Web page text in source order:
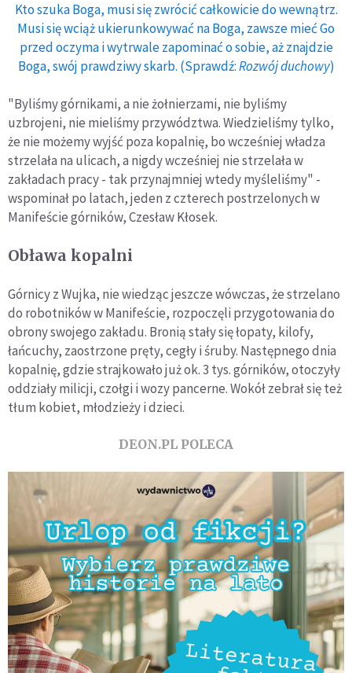
Kto szuka Boga, musi się zwrócić całkowicie do wewnątrz.
Musi się wciąż ukierunkowywać na Boga, zawsze mieć Go
przed oczyma i wytrwale zapominać o sobie, aż znajdzie
Boga, swój prawdziwy skarb. (Sprawdź:Rozwój duchowy)
"Byliśmy górnikami, a nie żołnierzami, nie byliśmy
uzbrojeni, nie mieliśmy przywództwa. Wiedzieliśmy tylko,
że nie możemy wyjść poza kopalnię, bo wcześniej władza
strzelała na ulicach, a nigdy wcześniej nie strzelała w
zakładach pracy - tak przynajmniej wtedy myśleliśmy" -
wspominał po latach, jeden z czterech postrzelonych w
Manifeście górników, Czesław Kłosek.
Obława kopalni
Górnicy z Wujka, nie wiedząc jeszcze wówczas, że strzelano
do robotników w Manifeście, rozpoczęli przygotowania do
obrony swojego zakładu. Bronią stały się łopaty, kilofy,
łańcuchy, zaostrzone pręty, cegły i śruby. Następnego dnia
kopalnię, gdzie strajkowało już ok. 3 tys. górników, otoczyły
oddziały milicji, czołgi i wozy pancerne. Wokół zebrał się też
tłum kobiet, młodzieży i dzieci.
DEON.PL POLECA